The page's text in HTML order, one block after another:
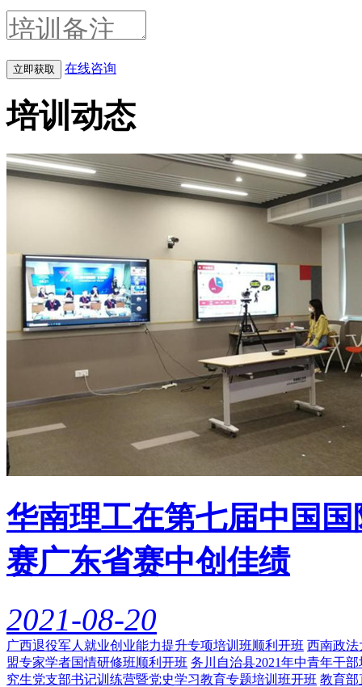
在线咨询
培训动态
华南理工在第七届中国
赛广东省赛中创佳绩
2021-08-20
广西退役军人就业创业能力提升专项培训班顺利开班 西南政法
盟专家学者国情研修班顺利开班 务川自治县2021年中青年干
究生党支部书记训练营暨党史学习教育专题培训班开班 教育部